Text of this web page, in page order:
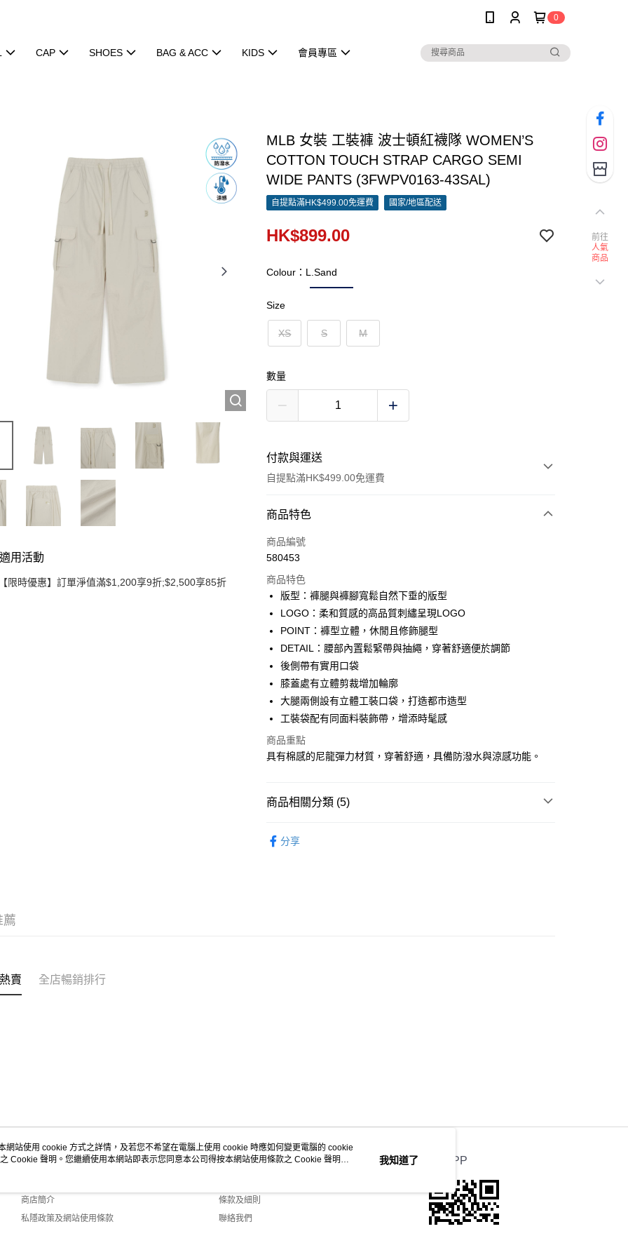
0
CAP SHOES BAG & ACC KIDS 會員專區
用活動
限時優惠】訂單淨值滿$1,200享9折;$2,500享85折
MLB 女裝 工裝褲 波士頓紅襪隊 WOMEN’S
COTTON TOUCH STRAP CARGO SEMI
WIDE PANTS (3FWPV0163-43SAL)
自提點滿HK$499.00免運費 國家/地區配送
HK$899.00
Colour：L.Sand
Size
XS S M
數量
付款與運送
自提點滿HK$499.00免運費
付款方式
信用卡
Google Pay
AlipayHK
WeChat Pay
送貨方式
付款後順豐站及營業點
每筆HK$50.00，滿HK$499.00或以上免運費
付款後順豐合作便利店
送貨上門免運優惠
配送至澳門
商品特色
商品編號
580453
商品特色
版型：褲腿與褲腳寬鬆自然下垂的版型
LOGO：柔和質感的高品質刺繡呈現LOGO
POINT：褲型立體，休閒且修飾腿型
DETAIL：腰部內置鬆緊帶與抽繩，穿著舒適便於調節
後側帶有實用口袋
膝蓋處有立體剪裁增加輪廓
大腿兩側設有立體工裝口袋，打造都市造型
工裝袋配有同面料裝飾帶，增添時髦感
商品重點
具有棉感的尼龍彈力材質，穿著舒適，具備防潑水與涼感功能。
商品相關分類 (5)
分享
薦
賣 全店暢銷排行
關於我們
商店簡介
私隱政策及網站使用條款
客戶服務
條款及細則
聯絡我們
官方APP
前往
人氣
商品
網站使用 cookie 方式之詳情，及若您不希望在電腦上使用 cookie 時應如何變更電腦的 cookie
Cookie 聲明。您繼續使用本網站即表示您同意本公司得按本網站使用條款之 Cookie 聲明使
我知道了